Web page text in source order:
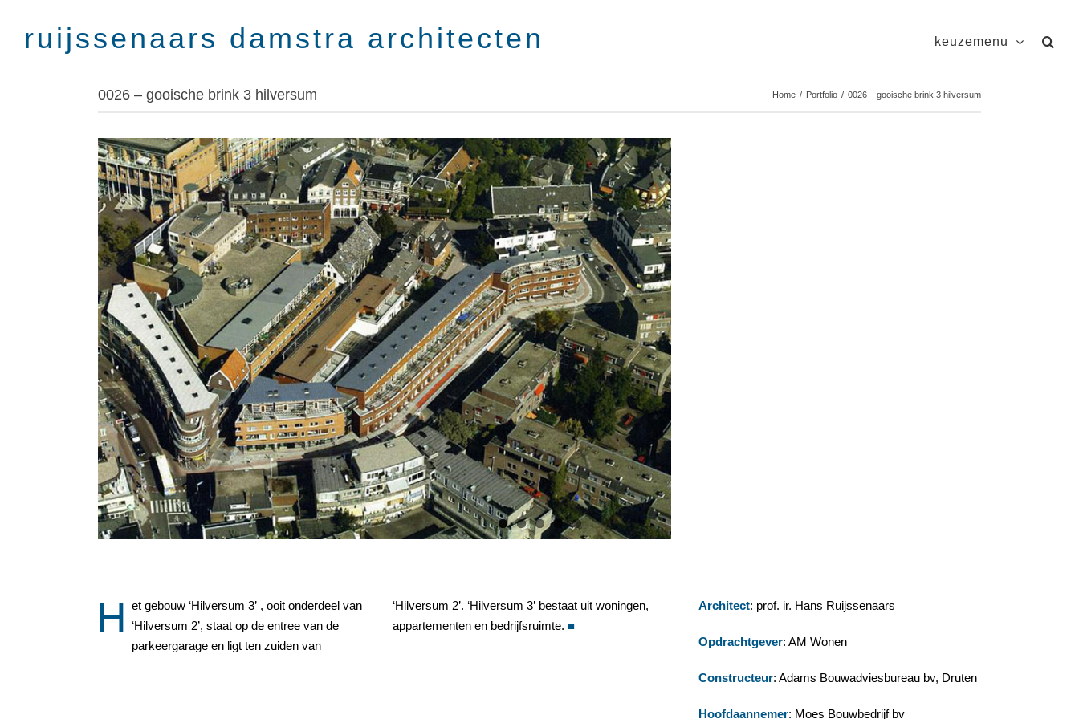
content
keuzemenu
0026 – gooische brink 3 hilversum Home / Portfolio / 0026 – gooische brink 3 hilversum
View
Larger
Image
H et gebouw ‘Hilversum 3’ , ooit onderdeel van
‘Hilversum 2’, staat op de entree van de
parkeergarage en ligt ten zuiden van
‘Hilversum 2’. ‘Hilversum 3’ bestaat uit woningen,
appartementen en bedrijfsruimte. ■
Architect: prof. ir. Hans Ruijssenaars
Opdrachtgever: AM Wonen
Constructeur: Adams Bouwadviesbureau bv, Druten
Hoofdaannemer: Moes Bouwbedrijf bv